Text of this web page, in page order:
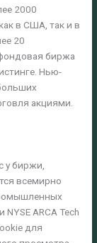
2000
в США, так и в
20
биржа
Нью-
акциями.
у биржи,
всемирно
ARCA Tech
для